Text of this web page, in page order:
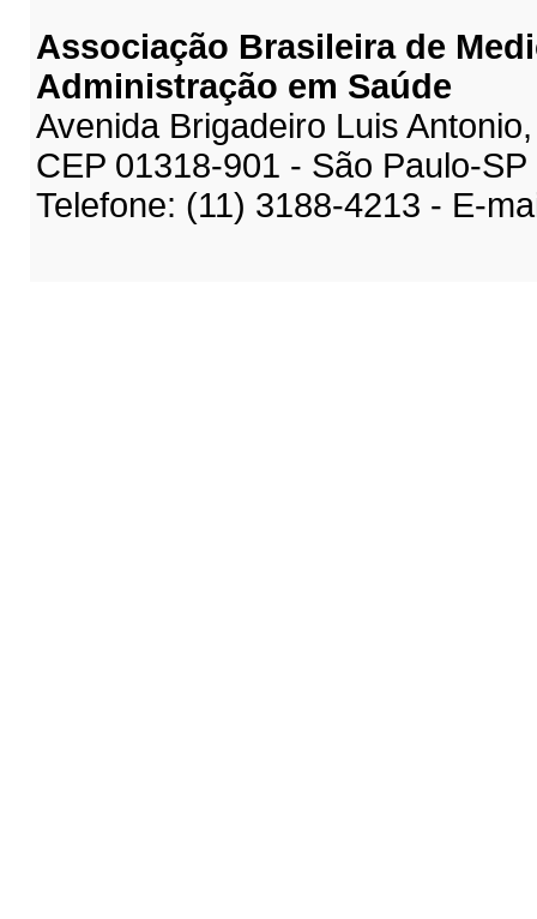
Associação Brasileira de
Administração em Saúde
Avenida Brigadeiro Luis
CEP 01318-901 - São Paulo-SP
Telefone: (11) 3188-4213 - E-